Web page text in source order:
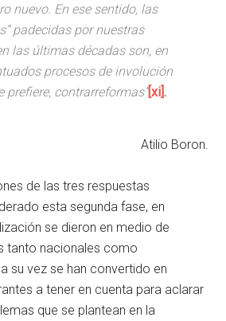
nuevo. En ese sentido, las
padecidas por nuestras
las últimas décadas son, en
procesos de involución
prefiere, contrarreformas”[xi].
Atilio Boron.
de las tres respuestas
esta segunda fase, en
se dieron en medio de
tanto nacionales como
su vez se han convertido en
a tener en cuenta para aclarar
que se plantean en la